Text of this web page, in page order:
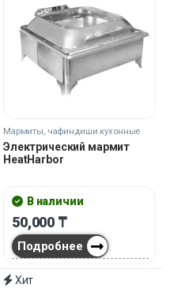
Мармиты, чафиндиши кухонные
Электрический мармит
HeatHarbor
В наличии
50,000 ₸
Подробнее
Хит